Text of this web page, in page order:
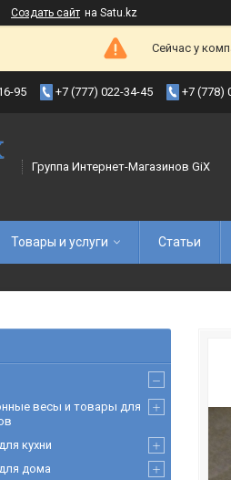
Создать сайт на Satu.kz
Сейчас у
95 +7 (777) 022-34-45 +7 (778)
Группа Интернет-Магазинов GiX
Товары и услуги Статьи
весы и товары для
кухни
дома